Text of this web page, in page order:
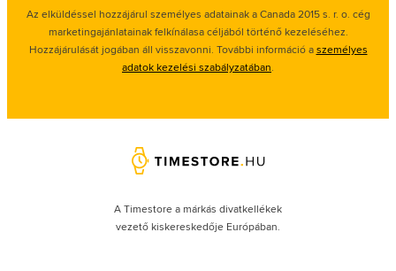
Az elküldéssel hozzájárul személyes adatainak a Canada 2015 s. r. o. cég
marketingajánlatainak felkínálasa céljából történő kezeléséhez.
Hozzájárulását jogában áll visszavonni. További információ aszemélyes
adatok kezelési szabályzatában.
A Timestore a márkás divatkellékek
vezető kiskereskedője Európában.